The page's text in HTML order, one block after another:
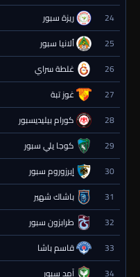
24 ريزة سبور
25 ألانيا سبور
26 غلطة سراي
27 غوز تبة
28 كورام بيليديسبور
29 كوجا يلي سبور
30 إيرزوروم سبور
31 باشاك شهير
32 طرابزون سبور
33 قاسم باشا
34 آمد سبور